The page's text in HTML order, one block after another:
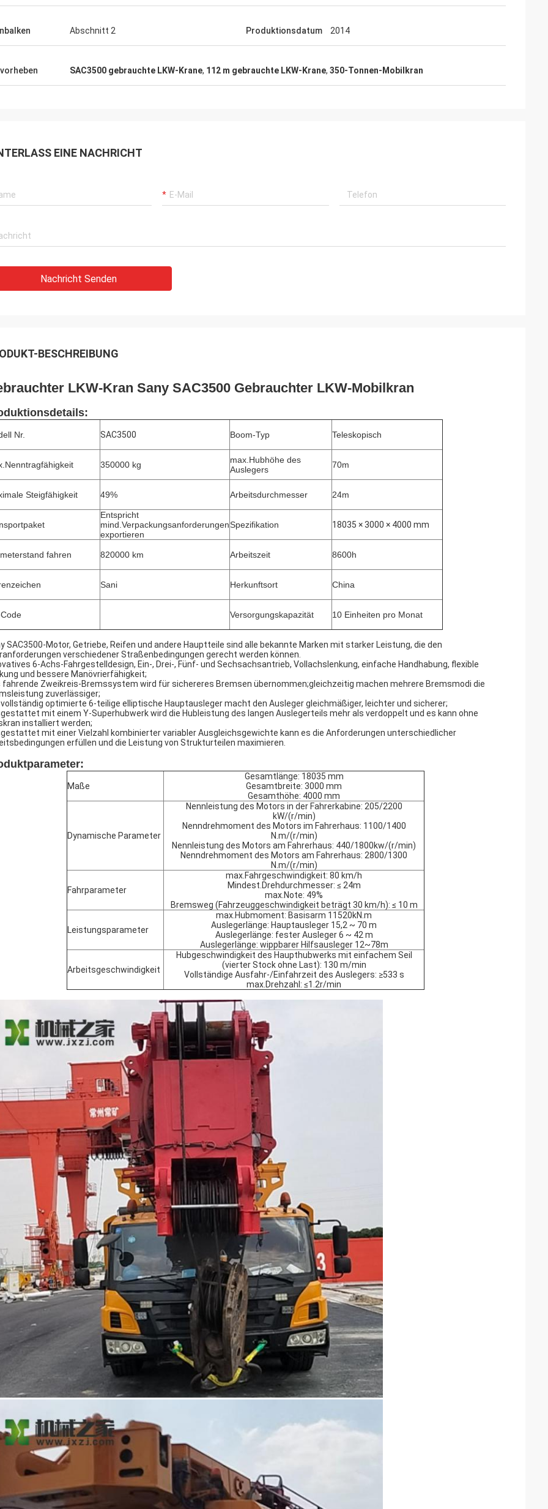
Abschnitt 2 Produktionsdatum 2014
SAC3500 gebrauchte LKW-Krane, 112 m gebrauchte LKW-Krane, 350-Tonnen-Mobilkran
EINE NACHRICHT
Nachricht Senden
BESCHREIBUNG
LKW-Kran Sany SAC3500 Gebrauchter LKW-Mobilkran
Nr. SAC3500 Boom-Typ Teleskopisch
350000 kg
max.Hubhöhe des
Auslegers
70m
Steigfähigkeit 49% Arbeitsdurchmesser 24m
Entspricht
mind.Verpackungsanforderungen
exportieren
Spezifikation 18035 × 3000 × 4000 mm
fahren 820000 km Arbeitszeit 8600h
Sani Herkunftsort China
Versorgungskapazität 10 Einheiten pro Monat
SAC3500-Motor, Getriebe, Reifen und andere Hauptteile sind alle bekannte Marken mit starker Leistung, die den
verschiedener Straßenbedingungen gerecht werden können.
6-Achs-Fahrgestelldesign, Ein-, Drei-, Fünf- und Sechsachsantrieb, Vollachslenkung, einfache Handhabung, flexible
und bessere Manövrierfähigkeit;
fahrende Zweikreis-Bremssystem wird für sichereres Bremsen übernommen;gleichzeitig machen mehrere Bremsmodi die
zuverlässiger;
vollständig optimierte 6-teilige elliptische Hauptausleger macht den Ausleger gleichmäßiger, leichter und sicherer;
mit einem Y-Superhubwerk wird die Hubleistung des langen Auslegerteils mehr als verdoppelt und es kann ohne
installiert werden;
mit einer Vielzahl kombinierter variabler Ausgleichsgewichte kann es die Anforderungen unterschiedlicher
erfüllen und die Leistung von Strukturteilen maximieren.
Maße
Gesamtlänge: 18035 mm
Gesamtbreite: 3000 mm
Gesamthöhe: 4000 mm
Dynamische Parameter
Nennleistung des Motors in der Fahrerkabine: 205/2200
kW/(r/min)
Nenndrehmoment des Motors im Fahrerhaus: 1100/1400
N.m/(r/min)
Nennleistung des Motors am Fahrerhaus: 440/1800kw/(r/min)
Nenndrehmoment des Motors am Fahrerhaus: 2800/1300
N.m/(r/min)
Fahrparameter
max.Fahrgeschwindigkeit: 80 km/h
Mindest.Drehdurchmesser: ≤ 24m
max.Note: 49%
Bremsweg (Fahrzeuggeschwindigkeit beträgt 30 km/h): ≤ 10 m
Leistungsparameter
max.Hubmoment: Basisarm 11520kN.m
Auslegerlänge: Hauptausleger 15,2 ~ 70 m
Auslegerlänge: fester Ausleger 6 ~ 42 m
Auslegerlänge: wippbarer Hilfsausleger 12~78m
Arbeitsgeschwindigkeit
Hubgeschwindigkeit des Haupthubwerks mit einfachem Seil
(vierter Stock ohne Last): 130 m/min
Vollständige Ausfahr-/Einfahrzeit des Auslegers: ≥533 s
max.Drehzahl: ≤1.2r/min